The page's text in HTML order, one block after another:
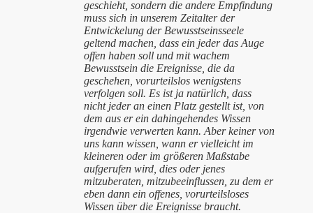
geschieht, sondern die andere Empfindung
muss sich in unserem Zeitalter der
Entwickelung der Bewusstseinsseele
geltend machen, dass ein jeder das Auge
offen haben soll und mit wachem
Bewusstsein die Ereignisse, die da
geschehen, vorurteilslos wenigstens
verfolgen soll. Es ist ja natürlich, dass
nicht jeder an einen Platz gestellt ist, von
dem aus er ein dahingehendes Wissen
irgendwie verwerten kann. Aber keiner von
uns kann wissen, wann er vielleicht im
kleineren oder im größeren Maßstabe
aufgerufen wird, dies oder jenes
mitzuberaten, mitzubeeinflussen, zu dem er
eben dann ein offenes, vorurteilsloses
Wissen über die Ereignisse braucht.